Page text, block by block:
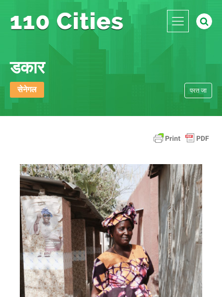
डकार
सेनेगल परत जा